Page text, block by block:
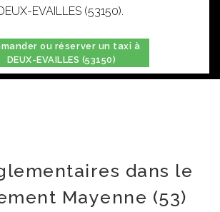
EVAILLES (53150).
ou réserver un taxi à
DEUX-EVAILLES (53150)
dans le
Mayenne (53)